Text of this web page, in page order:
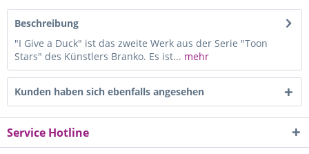
Beschreibung
"I Give a Duck" ist das zweite Werk aus der Serie "Toon
Stars" des Künstlers Branko. Es ist... mehr
Kunden haben sich ebenfalls angesehen
Service Hotline